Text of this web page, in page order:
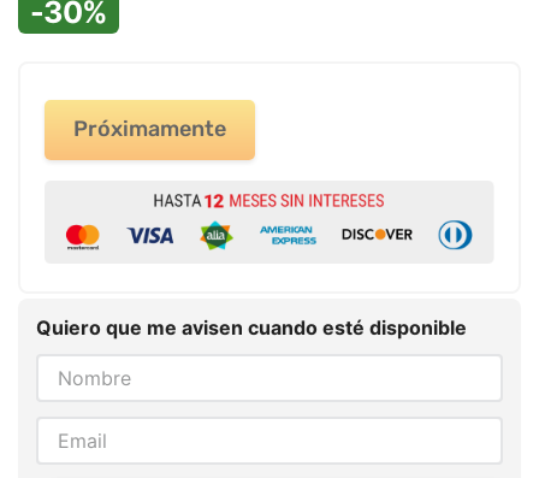
-30%
Próximamente
Quiero que me avisen cuando esté disponible